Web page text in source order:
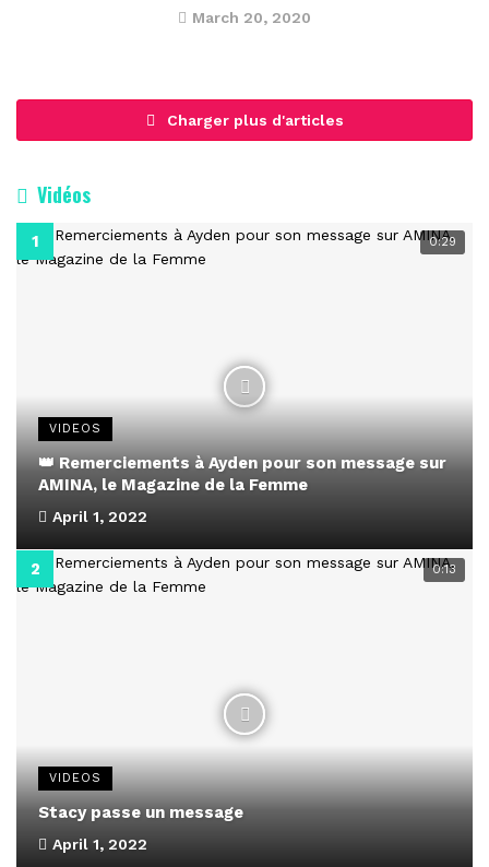
March 20, 2020
Charger plus d'articles
Vidéos
0:29
VIDEOS
👑 Remerciements à Ayden pour son message sur
AMINA, le Magazine de la Femme
April 1, 2022
0:13
VIDEOS
Stacy passe un message
April 1, 2022